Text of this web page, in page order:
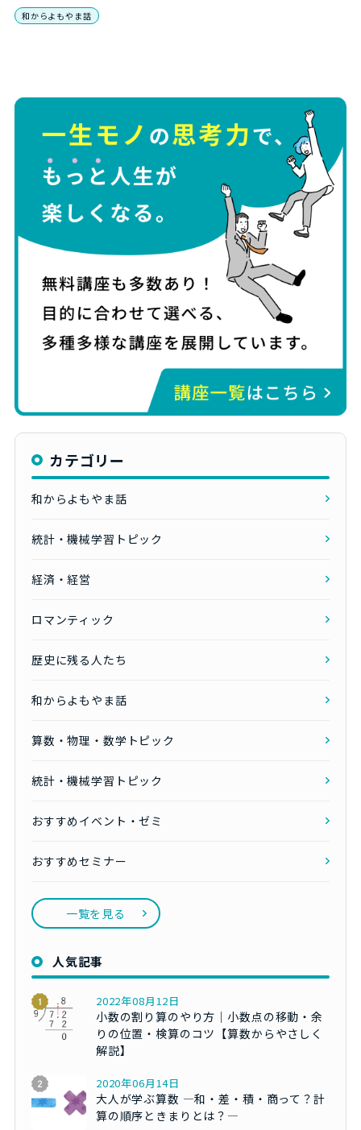
和からよもやま話
カテゴリー
和からよもやま話
統計・機械学習トピック
経済・経営
ロマンティック
歴史に残る人たち
和からよもやま話
算数・物理・数学トピック
統計・機械学習トピック
おすすめイベント・ゼミ
おすすめセミナー
一覧を見る
人気記事
2022年08月12日
小数の割り算のやり方｜小数点の移動・余
りの位置・検算のコツ【算数からやさしく
解説】
2020年06月14日
大人が学ぶ算数 ―和・差・積・商って？計
算の順序ときまりとは？―